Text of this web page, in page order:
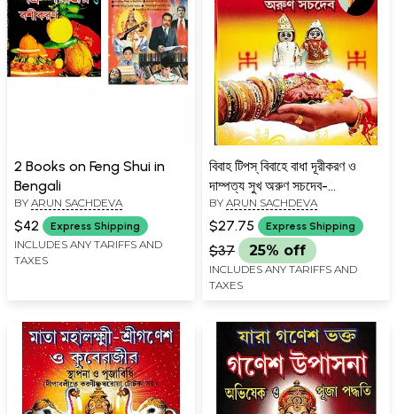
2 Books on Feng Shui in
Bengali
BY ARUN SACHDEVA
$42 Express Shipping
INCLUDES ANY TARIFFS AND
TAXES
বিবাহ টিপস্ বিবাহে বাধা দূরীকরণ ও
দাম্পত্য সুখ অরুণ সচদেব-
Marriage Tips Removing
Obstacles in Marriage and
Marital Happiness
(Bengali)
BY ARUN SACHDEVA
$27.75 Express Shipping
$37 25% off
INCLUDES ANY TARIFFS AND
TAXES